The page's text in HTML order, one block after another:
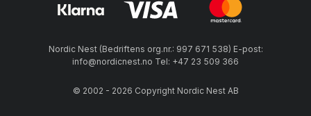
Nordic Nest (Bedriftens org.nr.: 997 671 538) E-post:
info@nordicnest.no Tel: +47 23 509 366
© 2002 - 2026 Copyright Nordic Nest AB